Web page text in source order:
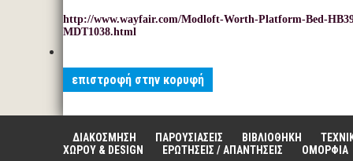
http://www.wayfair.com/Modloft-Worth-Platform-Bed-
MDT1038.html
επιστροφή στην κορυφή
ΔΙΑΚΟΣΜΗΣΗ ΠΑΡΟΥΣΙΑΣΕΙΣ ΒΙΒΛΙΟΘΗΚΗ
ΧΩΡΟΥ & DESIGN
ΕΡΩΤΗΣΕΙΣ / ΑΠΑΝΤΗΣΕΙΣ ΟΜΟΡΦΙΑ